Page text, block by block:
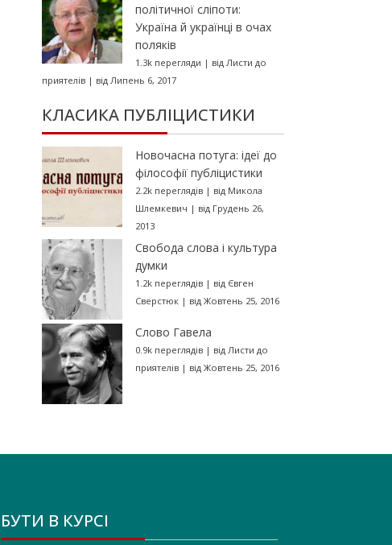
політичної сліпоти:
Україна й українці в очах
поляків
1.3k перегляди | від Листи до
приятелів| від Липень 6, 2017
КЛАСИКА ПУБЛІЦИСТИКИ
Новочасна потуга: ідеї до
філософії публіцистики
2.2k переглядів| від Микола
Шлемкевич | від Грудень 26,
2013
Свобода слова і культура
думки
1.2k переглядів| від Євген
Сверстюк| від Жовтень 25, 2016
Слово Гавела
0.9k переглядів| від Листи до
приятелів| від Жовтень 25, 2016
БУТИ В КУРСІ